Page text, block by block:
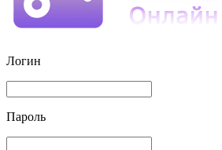
Логин
Пароль